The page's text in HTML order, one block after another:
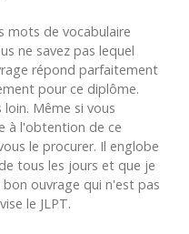
mots de vocabulaire
ne savez pas lequel
répond parfaitement
pour ce diplôme.
Même si vous
à l'obtention de ce
le procurer. Il englobe
tous les jours et que je
ouvrage qui n'est pas
le JLPT.